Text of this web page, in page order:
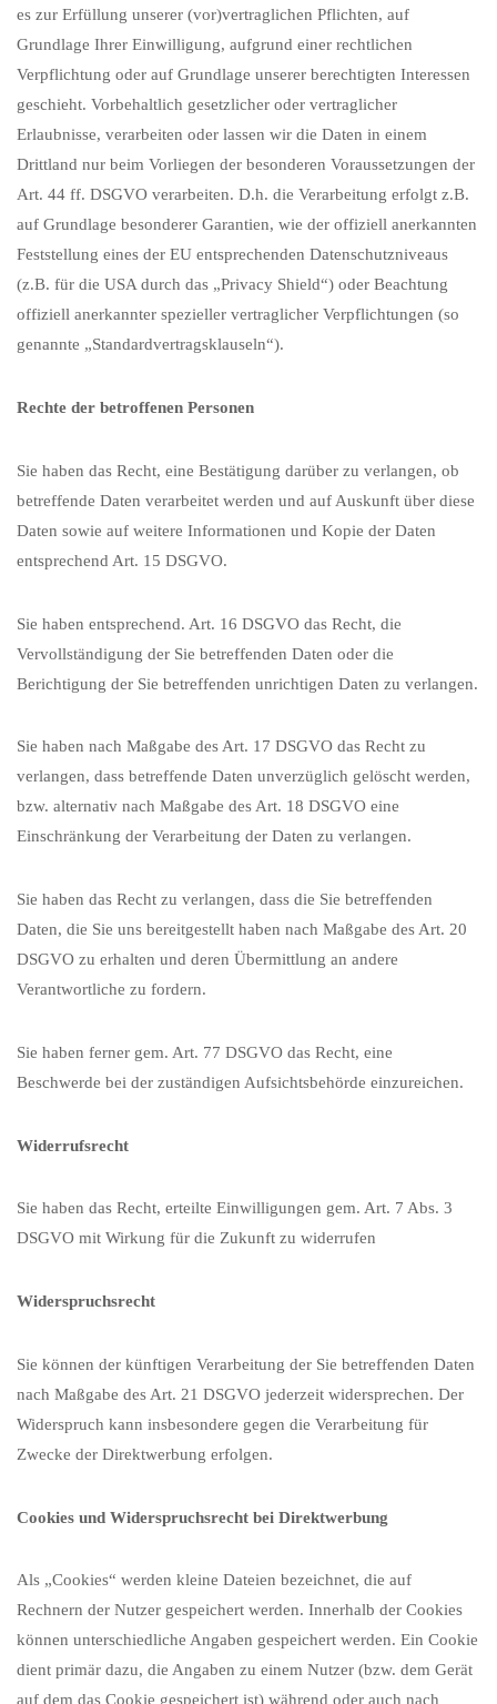
es zur Erfüllung unserer (vor)vertraglichen Pflichten, auf
Grundlage Ihrer Einwilligung, aufgrund einer rechtlichen
Verpflichtung oder auf Grundlage unserer berechtigten Interessen
geschieht. Vorbehaltlich gesetzlicher oder vertraglicher
Erlaubnisse, verarbeiten oder lassen wir die Daten in einem
Drittland nur beim Vorliegen der besonderen Voraussetzungen der
Art. 44 ff. DSGVO verarbeiten. D.h. die Verarbeitung erfolgt z.B.
auf Grundlage besonderer Garantien, wie der offiziell anerkannten
Feststellung eines der EU entsprechenden Datenschutzniveaus
(z.B. für die USA durch das „Privacy Shield“) oder Beachtung
offiziell anerkannter spezieller vertraglicher Verpflichtungen (so
genannte „Standardvertragsklauseln“).
Rechte der betroffenen Personen
Sie haben das Recht, eine Bestätigung darüber zu verlangen, ob
betreffende Daten verarbeitet werden und auf Auskunft über diese
Daten sowie auf weitere Informationen und Kopie der Daten
entsprechend Art. 15 DSGVO.
Sie haben entsprechend. Art. 16 DSGVO das Recht, die
Vervollständigung der Sie betreffenden Daten oder die
Berichtigung der Sie betreffenden unrichtigen Daten zu verlangen.
Sie haben nach Maßgabe des Art. 17 DSGVO das Recht zu
verlangen, dass betreffende Daten unverzüglich gelöscht werden,
bzw. alternativ nach Maßgabe des Art. 18 DSGVO eine
Einschränkung der Verarbeitung der Daten zu verlangen.
Sie haben das Recht zu verlangen, dass die Sie betreffenden
Daten, die Sie uns bereitgestellt haben nach Maßgabe des Art. 20
DSGVO zu erhalten und deren Übermittlung an andere
Verantwortliche zu fordern.
Sie haben ferner gem. Art. 77 DSGVO das Recht, eine
Beschwerde bei der zuständigen Aufsichtsbehörde einzureichen.
Widerrufsrecht
Sie haben das Recht, erteilte Einwilligungen gem. Art. 7 Abs. 3
DSGVO mit Wirkung für die Zukunft zu widerrufen
Widerspruchsrecht
Sie können der künftigen Verarbeitung der Sie betreffenden Daten
nach Maßgabe des Art. 21 DSGVO jederzeit widersprechen. Der
Widerspruch kann insbesondere gegen die Verarbeitung für
Zwecke der Direktwerbung erfolgen.
Cookies und Widerspruchsrecht bei Direktwerbung
Als „Cookies“ werden kleine Dateien bezeichnet, die auf
Rechnern der Nutzer gespeichert werden. Innerhalb der Cookies
können unterschiedliche Angaben gespeichert werden. Ein Cookie
dient primär dazu, die Angaben zu einem Nutzer (bzw. dem Gerät
auf dem das Cookie gespeichert ist) während oder auch nach